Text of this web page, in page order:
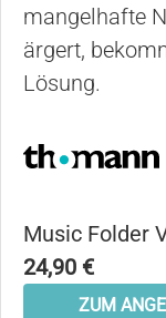
mangelhafte
ärgert,
Lösung.
Music Folder
24,90 €
ZUM